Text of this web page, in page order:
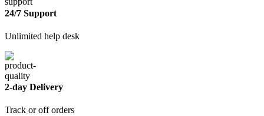
24/7 Support
Unlimited help desk
2-day Delivery
Track or off orders